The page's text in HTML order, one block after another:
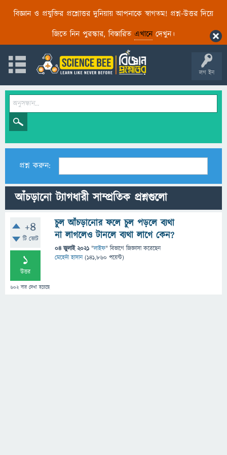
বিজ্ঞান ও প্রযুক্তির প্রশ্নোত্তর দুনিয়ায় আপনাকে স্বাগতম! প্রশ্ন-উত্তর দিয়ে
জিতে নিন পুরস্কার, বিস্তারিত এখানেদেখুন।
লগ ইন
প্রশ্ন করুন:
আঁচড়ানো ট্যাগধারী সাম্প্রতিক প্রশ্নগুলো
+4
টি ভোট
1
উত্তর
602বার দেখা হয়েছে
চুল আঁচড়ানোর ফলে চুল পড়লে ব্যথা
না লাগলেও টানলে ব্যথা লাগে কেন?
04 জুলাই 2021 "লাইফ" বিভাগে জিজ্ঞাসাকরেছেন
মেহেদী হাসান (141,860 পয়েন্ট)